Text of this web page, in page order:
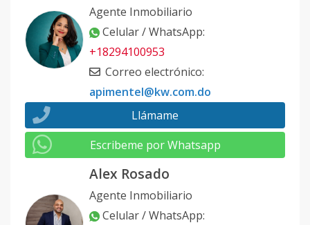
Agente Inmobiliario
Celular / WhatsApp:
+18294100953
Correo electrónico:
apimentel@kw.com.do
Llámame
Escribeme por Whatsapp
Alex Rosado
Agente Inmobiliario
Celular / WhatsApp: